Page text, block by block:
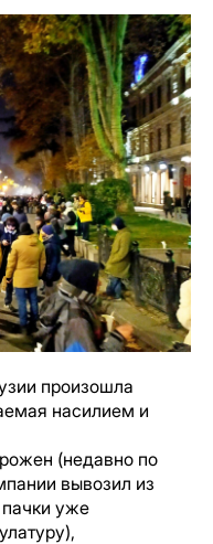
произошла
насилием и
(недавно по
вывозил из
уже